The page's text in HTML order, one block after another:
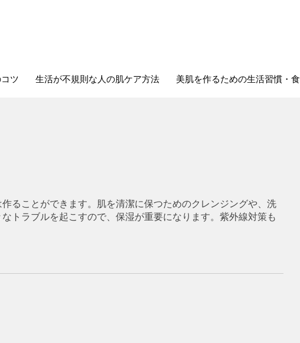
ツ 生活が不規則な人の肌ケア方法 美肌を作るための生活習慣・
ることができます。肌を清潔に保つためのクレンジングや、洗
トラブルを起こすので、保湿が重要になります。紫外線対策も